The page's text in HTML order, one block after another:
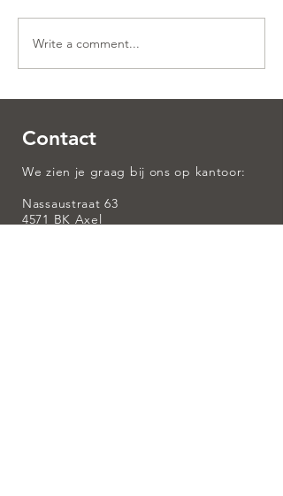
Write a comment...
Contact
We zien je graag bij ons op kantoor:
Nassaustraat 63
4571 BK Axel